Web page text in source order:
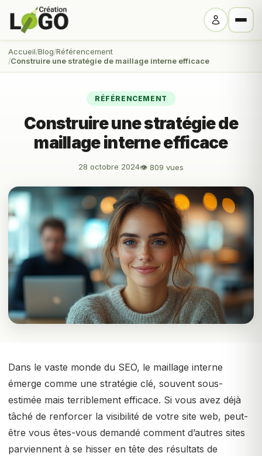
Accueil Blog Référencement
Construire une stratégie de maillage interne efficace
RÉFÉRENCEMENT
Construire une stratégie de
maillage interne efficace
28 octobre 2024👁 809 vues
Dans le vaste monde du SEO, le maillage interne
émerge comme une stratégie clé, souvent sous-
estimée mais terriblement efficace. Si vous avez déjà
tâché de renforcer la visibilité de votre site web, peut-
être vous êtes-vous demandé comment d’autres sites
parviennent à se hisser en tête des résultats de